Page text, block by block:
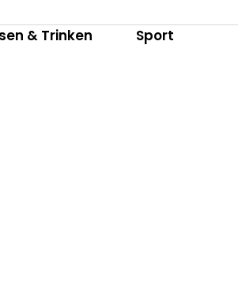
& Trinken Sport